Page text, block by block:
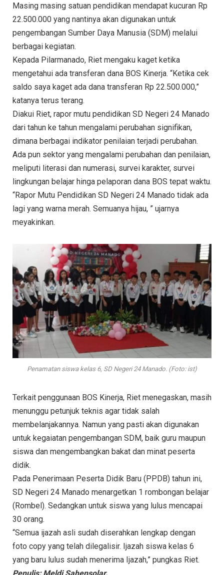
Masing masing satuan pendidikan mendapat kucuran Rp
22.500.000 yang nantinya akan digunakan untuk
pengembangan Sumber Daya Manusia (SDM) melalui
berbagai kegiatan.
Kepada Pilarmanado, Riet mengaku kaget ketika
mengetahui ada transferan dana BOS Kinerja. “Ketika cek
saldo saya kaget ada dana transferan Rp 22.500.000,”
katanya terus terang.
Diakui Riet, rapor mutu pendidikan SD Negeri 24 Manado
dari tahun ke tahun mengalami perubahan signifikan,
dimana berbagai indikator penilaian terjadi perubahan.
Ada pun sektor yang mengalami perubahan dan penilaian,
meliputi literasi dan numerasi, survei karakter, survei
lingkungan belajar hinga pelaporan dana BOS tepat waktu.
“Rapor Mutu Pendidikan SD Negeri 24 Manado tidak ada
lagi yang warna merah. Semuanya hijau, ” ujarnya
meyakinkan.
Penamatan siswa kelas 6, SD Negeri 24 Manado. (Foto: ist)
Terkait penggunaan BOS Kinerja, Riet menegaskan, masih
menunggu petunjuk teknis agar tidak salah
membelanjakannya. Namun yang pasti akan digunakan
untuk kegaiatan pengembangan SDM, baik guru maupun
siswa dan mengembangkan bakat dan minat peserta
didik.
Pada Penerimaan Peserta Didik Baru (PPDB) tahun ini,
SD Negeri 24 Manado menargetkan 1 rombongan belajar
(Rombel). Sedangkan untuk siswa yang lulus mencapai
30 orang.
“Semua ijazah asli sudah diserahkan lengkap dengan
foto copy yang telah dilegalisir. Ijazah siswa kelas 6
yang baru lulus sudah menerima Ijazah,” pungkas Riet.